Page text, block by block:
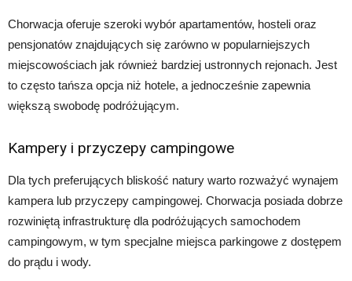
Chorwacja oferuje szeroki wybór apartamentów, hosteli oraz
pensjonatów znajdujących się zarówno w popularniejszych
miejscowościach jak również bardziej ustronnych rejonach. Jest
to często tańsza opcja niż hotele, a jednocześnie zapewnia
większą swobodę podróżującym.
Kampery i przyczepy campingowe
Dla tych preferujących bliskość natury warto rozważyć wynajem
kampera lub przyczepy campingowej. Chorwacja posiada dobrze
rozwiniętą infrastrukturę dla podróżujących samochodem
campingowym, w tym specjalne miejsca parkingowe z dostępem
do prądu i wody.